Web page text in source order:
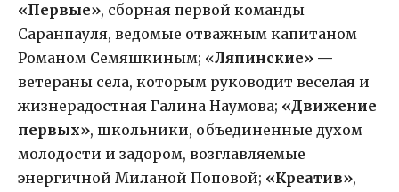
«Первые», сборная первой команды
Саранпауля, ведомые отважным капитаном
Романом Семяшкиным; «Ляпинские» —
ветераны села, которым руководит веселая и
жизнерадостная Галина Наумова; «Движение
первых», школьники, объединенные духом
молодости и задором, возглавляемые
энергичной Миланой Поповой; «Креатив»,